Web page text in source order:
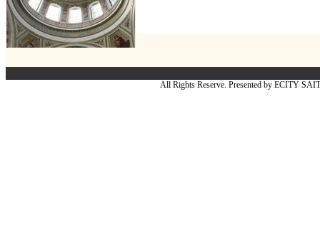
All Rights Reserve. Presented by ECITY